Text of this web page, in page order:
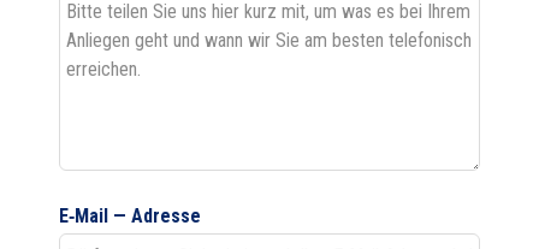
E‑Mail — Adresse